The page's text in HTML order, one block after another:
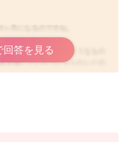
月になるのですね。
状が排卵期のときのようなもの
を感じていらっしゃらないとの
をみていただくことが多いよう
いるようでしたら、検査をして
ますので、受診もご検討いただ
回答を見る